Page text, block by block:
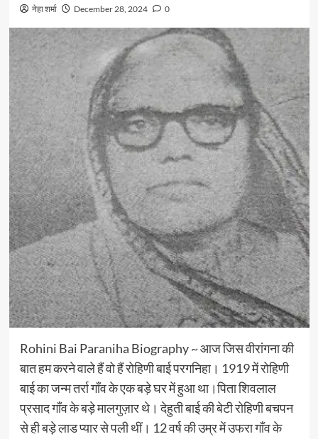
नेहा शर्मा December 28, 2024 0
Rohini Bai Paraniha Biography ~ आज जिस वीरांगना की
बात हम करने वाले हैं वो हैं रोहिणी बाई परगनिहा। 1919 में रोहिणी
बाई का जन्म तर्रा गाँव के एक बड़े घर में हुआ था।पिता शिवलाल
प्रसाद गाँव के बड़े मालगुज़ार थे। देहुती बाई की बेटी रोहिणी बचपन
से ही बड़े लाड प्यार से पली थीं। 12 वर्ष की उम्र में उफरा गाँव के